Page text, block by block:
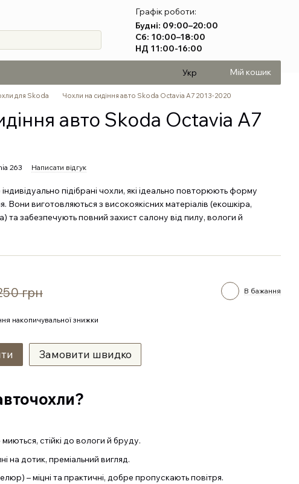
Графік роботи:
Будні: 09:00–20:00
Сб: 10:00–18:00
НД 11:00-16:00
Укр Мій кошик
для Skoda Чохли на сидіння авто Skoda Octavia A7 2013-2020
авто Skoda Octavia A7
263 Написати відгук
підібрані чохли, які ідеально повторюють форму
Вони виготовляються з високоякісних матеріалів (екошкіра,
та забезпечують повний захист салону від пилу, вологи й
грн В бажання
накопичувальної знижки
Замовити швидко
миються, стійкі до вологи й бруду.
на дотик, преміальний вигляд.
– міцні та практичні, добре пропускають повітря.